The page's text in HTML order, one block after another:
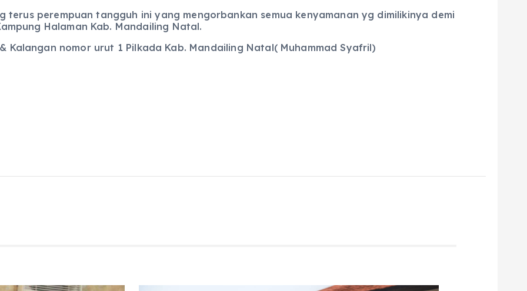
terus perempuan tangguh ini yang mengorbankan semua kenyamanan yg dimilikinya demi
Halaman Kab. Mandailing Natal.
Kalangan nomor urut 1 Pilkada Kab. Mandailing Natal( Muhammad Syafril)